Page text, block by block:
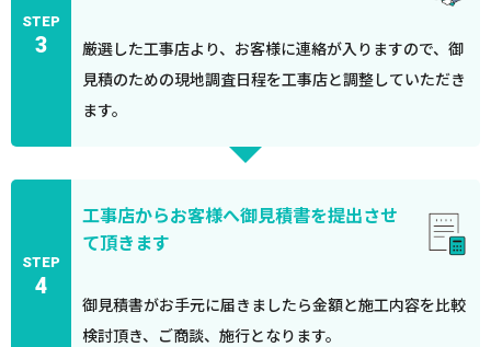
STEP
3
厳選した工事店より、お客様に連絡が入りますので、御
見積のための現地調査日程を工事店と調整していただき
ます。
STEP
4
工事店からお客様へ御見積書を提出させ
て頂きます
御見積書がお手元に届きましたら金額と施工内容を比較
検討頂き、ご商談、施行となります。